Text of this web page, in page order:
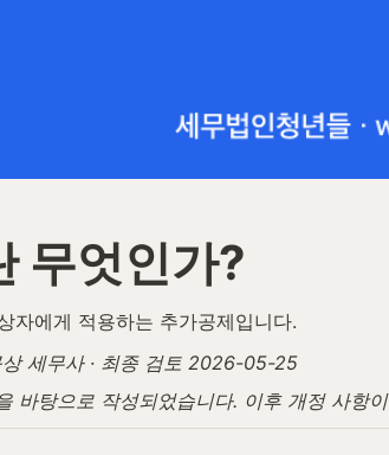
무엇인가?
자에게 적용하는 추가공제입니다.
상 세무사 · 최종 검토 2026-05-25
바탕으로 작성되었습니다. 이후 개정 사항